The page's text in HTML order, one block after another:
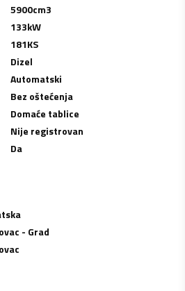
5900cm3
133kW
181KS
Dizel
Automatski
Bez oštećenja
Domaće tablice
Nije registrovan
Da
- Grad